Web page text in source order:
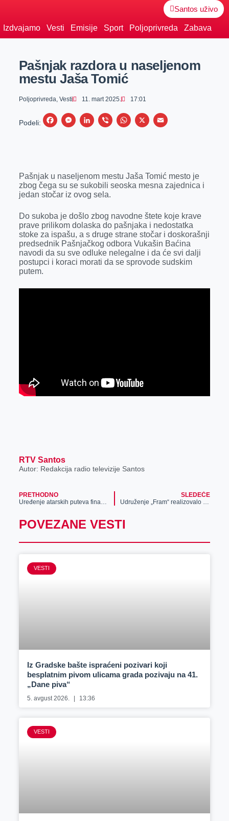
Santos uživo
Izdvajamo Vesti Emisije Sport Poljoprivreda Zabava
Pašnjak razdora u naseljenom
mestu Jaša Tomić
Poljoprivreda, Vesti 11. mart 2025. 17:01
Podeli:
F
b
o
k
M
e
n
e
r
L
e
d
n
V
r
W
s
p
X
E
l
Pašnjak u naseljenom mestu Jaša Tomić mesto je
zbog čega su se sukobili seoska mesna zajednica i
jedan stočar iz ovog sela.
Do sukoba je došlo zbog navodne štete koje krave
prave prilikom dolaska do pašnjaka i nedostatka
stoke za ispašu, a s druge strane stočar i doskorašnji
predsednik Pašnjačkog odbora Vukašin Baćina
navodi da su sve odluke nelegalne i da će svi dalji
postupci i koraci morati da se sprovode sudskim
putem.
RTV Santos
Autor: Redakcija radio televizije Santos
PRETHODNO
SLEDEĆE
POVEZANE VESTI
VESTI
Iz Gradske bašte ispraćeni pozivari koji
besplatnim pivom ulicama grada pozivaju na 41.
„Dane piva“
5. avgust 2026. 13:36
VESTI